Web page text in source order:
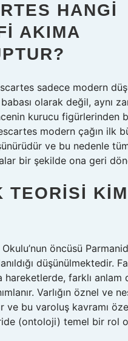
HANGI
AKIMA
sadece modern
olarak değil, aynı
kurucu figürlerinden
modern çağın ilk
ve bu nedenle
bir şekilde ona geri
TEORISI
öncüsü
düşünülmektedir.
hareketlerde, farklı anlam
Varlığın öznel ve
ve bu varoluş kavramı
(ontoloji) temel bir rol